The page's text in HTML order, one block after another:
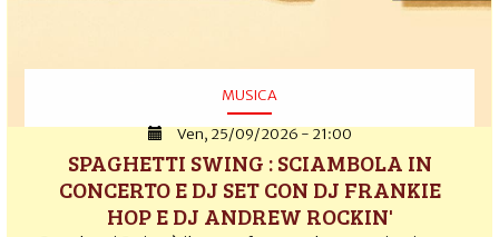
MUSICA
Ven, 25/09/2026 - 21:00
SPAGHETTI SWING : SCIAMBOLA IN
CONCERTO E DJ SET CON DJ FRANKIE
HOP E DJ ANDREW ROCKIN'